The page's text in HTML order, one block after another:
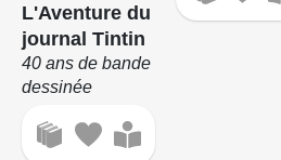
L'Aventure du
journal Tintin
40 ans de bande
dessinée